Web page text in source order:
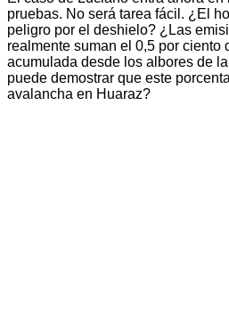
pruebas. No será tarea fácil. ¿El
peligro por el deshielo? ¿Las
realmente suman el 0,5 por ciento
acumulada desde los albores de
puede demostrar que este
avalancha en Huaraz?